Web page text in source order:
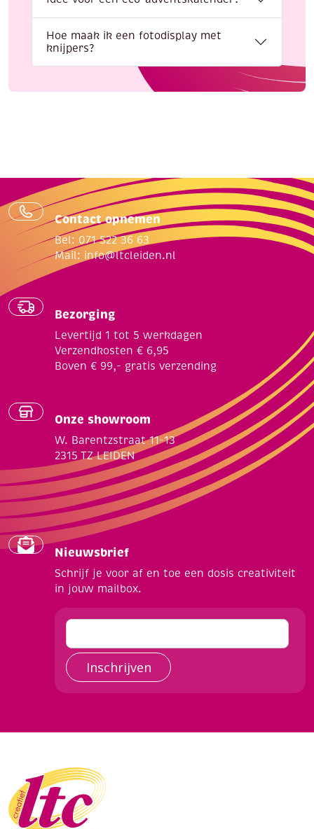
Hoe maak ik een fotodisplay met
knijpers?
Contact opnemen
Bel: 071 522 36 63
Mail: info@ltcleiden.nl
Bezorging
Levertijd 1 tot 5 werkdagen
Verzendkosten € 6,95
Boven € 99,- gratis verzending
Onze showroom
W. Barentzstraat 11-13
2315 TZ LEIDEN
Nieuwsbrief
Schrijf je voor af en toe een dosis creativiteit
in jouw mailbox.
Inschrijven